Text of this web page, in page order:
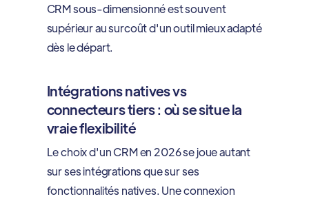
CRM sous-dimensionné est souvent
supérieur au surcoût d'un outil mieux adapté
dès le départ.
Intégrations natives vs
connecteurs tiers : où se situe la
vraie flexibilité
Le choix d'un CRM en 2026 se joue autant
sur ses intégrations que sur ses
fonctionnalités natives. Une connexion